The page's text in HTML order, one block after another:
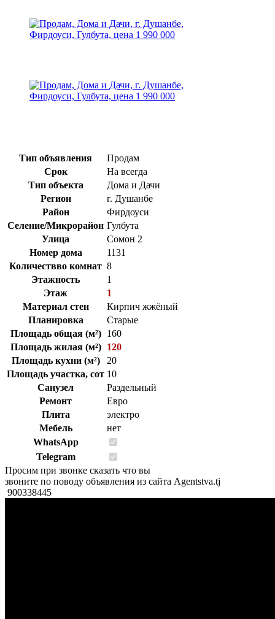
Тип объявления
Продам
Срок
На всегда
Тип объекта
Дома и Дачи
Регион
г. Душанбе
Район
Фирдоуси
Селение/Микрорайон Гулбута
Улица
Сомон 2
Номер дома
1131
Количествво комнат 8
Этажность
1
Этаж
1
Материал стен
Кирпич жжёный
Планировка
Старые
Площадь общая (м²)
160
Площадь жилая (м²)
120
Площадь кухни (м²)
20
Площадь участка, сот 10
Санузел
Раздельный
Ремонт
Евро
Плита
электро
Мебель
нет
WhatsApp
Telegram
Просим при звонке сказать что вы
звоните по поводу объявления из сайта Agentstva.tj
900338445